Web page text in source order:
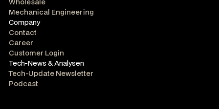
Wholesale
Mechanical Engineering
Company
Contact
Career
Customer Login
Tech-News & Analysen
Tech-Update Newsletter
Podcast